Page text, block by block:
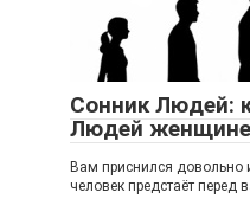
Сонник Людей:
Людей
Вам приснился довольно
человек предстаёт перед